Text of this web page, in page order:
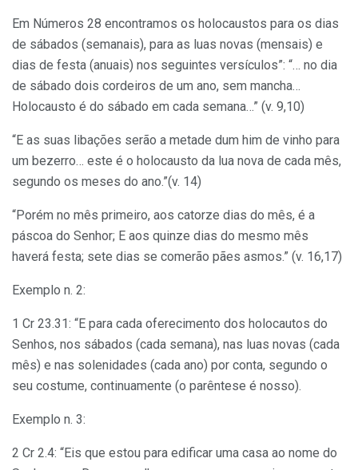
Em Números 28 encontramos os holocaustos para os dias
de sábados (semanais), para as luas novas (mensais) e
dias de festa (anuais) nos seguintes versículos”: “… no dia
de sábado dois cordeiros de um ano, sem mancha…
Holocausto é do sábado em cada semana…” (v. 9,10)
“E as suas libações serão a metade dum him de vinho para
um bezerro… este é o holocausto da lua nova de cada mês,
segundo os meses do ano.”(v. 14)
“Porém no mês primeiro, aos catorze dias do mês, é a
páscoa do Senhor; E aos quinze dias do mesmo mês
haverá festa; sete dias se comerão pães asmos.” (v. 16,17)
Exemplo n. 2:
1 Cr 23.31: “E para cada oferecimento dos holocautos do
Senhos, nos sábados (cada semana), nas luas novas (cada
mês) e nas solenidades (cada ano) por conta, segundo o
seu costume, continuamente (o parêntese é nosso).
Exemplo n. 3:
2 Cr 2.4: “Eis que estou para edificar uma casa ao nome do